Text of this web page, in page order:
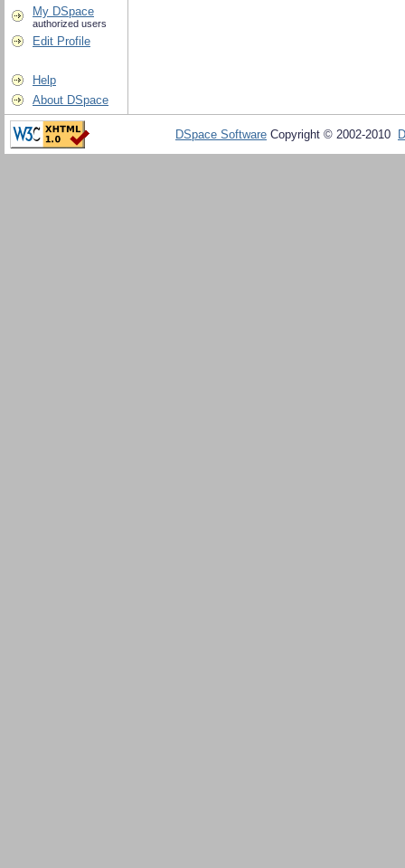
My DSpace
authorized users
Edit Profile
Help
About DSpace
DSpace Software Copyright © 2002-2010